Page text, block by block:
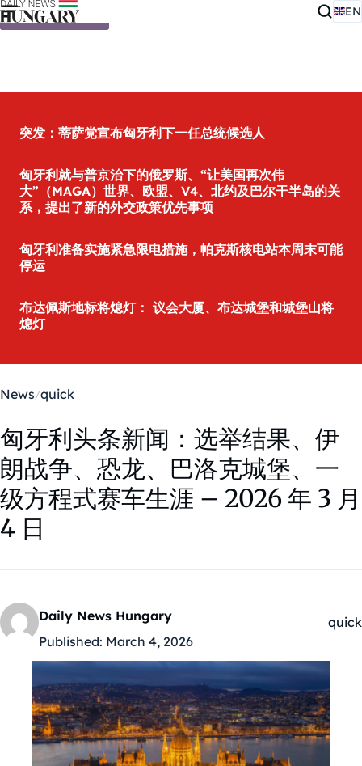
Skip to content EN
突发：蒂萨党宣布匈牙利下一任总统候选人
匈牙利就与普京治下的俄罗斯、“让美国再次伟
大”（MAGA）世界、欧盟、V4、北约及巴尔干半岛的关
系，提出了新的外交政策优先事项
匈牙利准备实施紧急限电措施，帕克斯核电站本周末可能
停运
布达佩斯地标将熄灯： 议会大厦、布达城堡和城堡山将
熄灯
News quick
匈牙利头条新闻：选举结果、伊
朗战争、恐龙、巴洛克城堡、一
级方程式赛车生涯 – 2026 年 3 月
4 日
Daily News Hungary
Published: March 4, 2026
quick